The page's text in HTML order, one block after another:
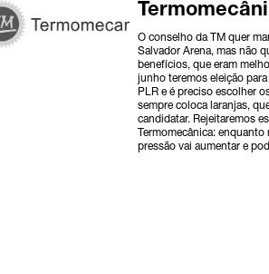
O conselho da TM quer
Salvador Arena, mas não
benefícios, que eram
junho teremos eleição
PLR e é preciso escolher
sempre coloca laranjas,
candidatar. Rejeitaremos
Termomecânica:
pressão vai aumentar e